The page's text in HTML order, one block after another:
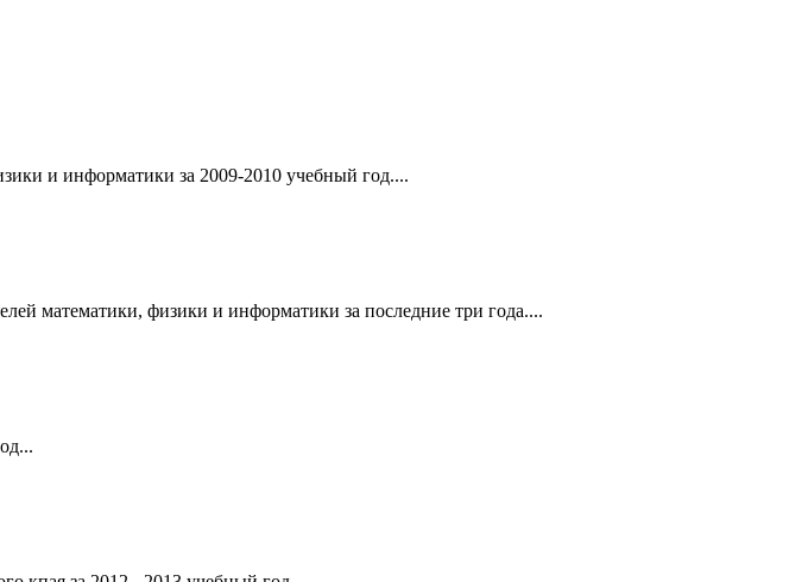
и информатики за 2009-2010 учебный год....
математики, физики и информатики за последние три года....